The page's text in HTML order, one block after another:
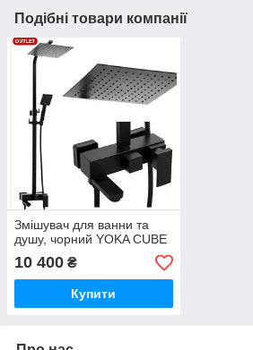
Подібні товари компанії
Змішувач для ванни та
душу, чорний YOKA CUBE
10 400 ₴
Купити